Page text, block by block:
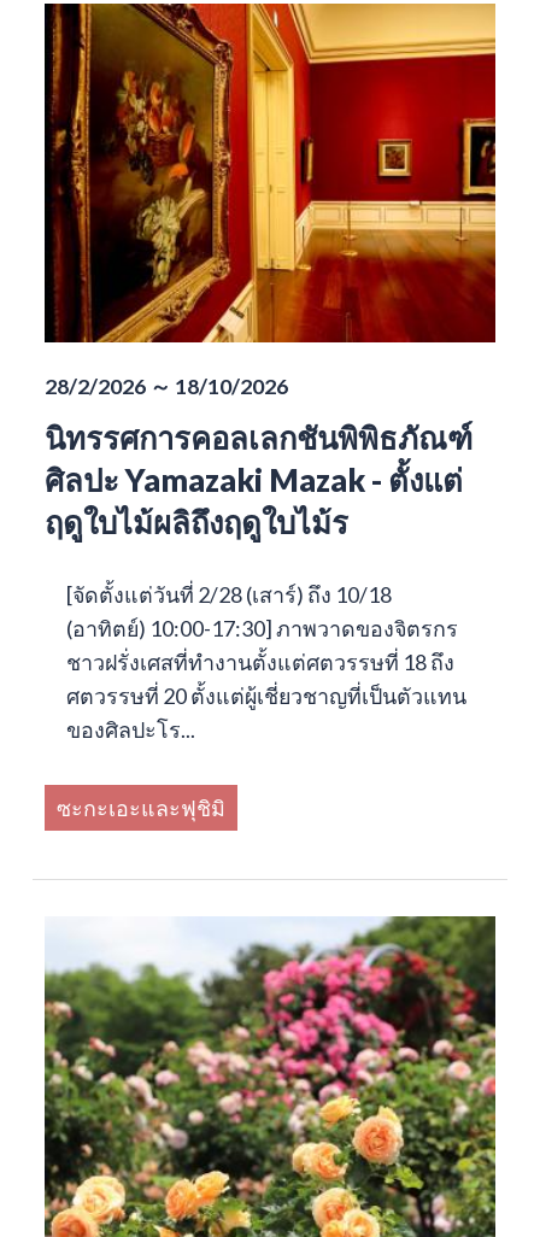
28/2/2026 ～ 18/10/2026
นิทรรศการคอลเลกชันพิพิธภัณฑ์
ศิลปะ Yamazaki Mazak - ตั้งแต่
ฤดูใบไม้ผลิถึงฤดูใบไม้ร
[จัดตั้งแต่วันที่ 2/28 (เสาร์) ถึง 10/18
(อาทิตย์) 10:00-17:30] ภาพวาดของจิตรกร
ชาวฝรั่งเศสที่ทำงานตั้งแต่ศตวรรษที่ 18 ถึง
ศตวรรษที่ 20 ตั้งแต่ผู้เชี่ยวชาญที่เป็นตัวแทน
ของศิลปะโร...
ซะกะเอะและฟุชิมิ